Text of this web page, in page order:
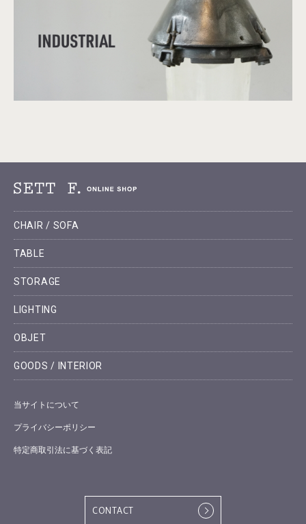
CHAIR / SOFA
TABLE
STORAGE
LIGHTING
OBJET
GOODS / INTERIOR
当サイトについて
プライバシーポリシー
特定商取引法に基づく表記
CONTACT